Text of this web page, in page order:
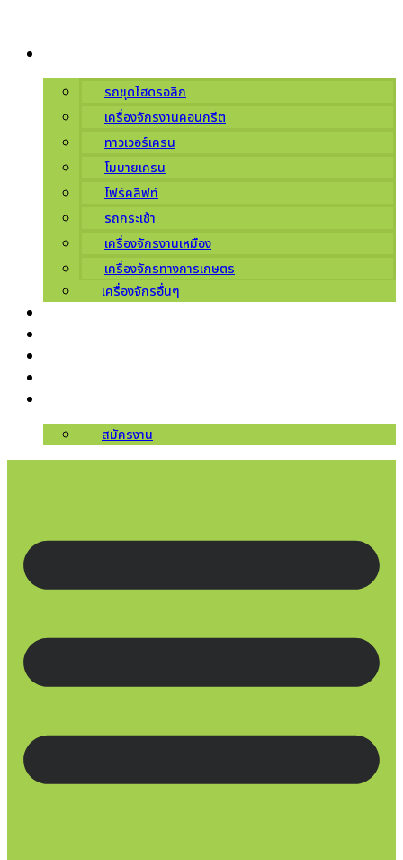
content
รถขุดไฮดรอลิก
เครื่องจักรงานคอนกรีต
ทาวเวอร์เครน
โมบายเครน
โฟร์คลิฟท์
รถกระเช้า
เครื่องจักรงานเหมือง
เครื่องจักรทางการเกษตร
เครื่องจักรอื่นๆ
สมัครงาน